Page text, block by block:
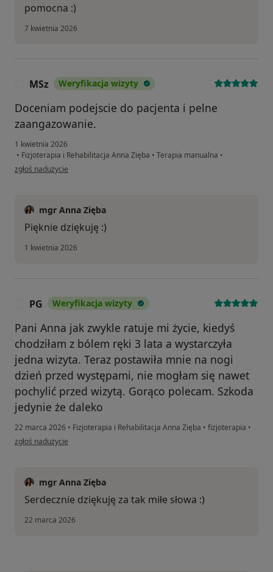
pomocna :)
7 kwietnia 2026
MSz Weryfikacja wizyty
Doceniam podejscie do pacjenta i pelne
zaangazowanie.
1 kwietnia 2026
• Fizjoterapia i Rehabilitacja Anna Zięba • Terapia manualna •
w opinii użytkownika MSz
zgłoś nadużycie
mgr Anna Zięba
Pięknie dziękuję :)
1 kwietnia 2026
PG Weryfikacja wizyty
Pani Anna jak zwykle ratuje mi życie, kiedyś
chodziłam z bólem ręki 3 lata a wystarczyła
jedna wizyta. Teraz postawiła mnie na nogi
dzień przed występami, nie mogłam się nawet
pochylić przed wizytą. Gorąco polecam. Szkoda
jedynie że daleko
22 marca 2026 • Fizjoterapia i Rehabilitacja Anna Zięba • fizjoterapia •
w opinii użytkownika PG
zgłoś nadużycie
mgr Anna Zięba
Serdecznie dziękuję za tak miłe słowa :)
22 marca 2026